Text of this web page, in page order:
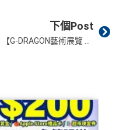
下個Post
【G-DRAGON藝術展覽 2025】GD權志龍藝術展《Übermensch》海港城展出！門票8月11日Klook獨家發售！搶飛攻略、日期時間、票價